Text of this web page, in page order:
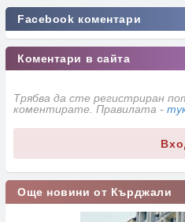
Facebook коментари
Коментари в сайта
Трябва да сте регистриран
коментирате. Правилата -
Още новини от Кърджали